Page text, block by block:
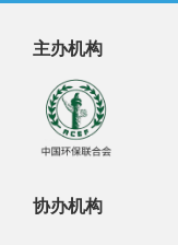
主办机构
协办机构